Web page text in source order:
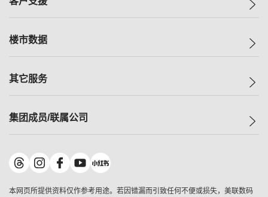
人才招募
减价
美联豪宅
独家楼盘
租房
自助放盘
查询热线
按揭计算机
负担能力计算机
转按计算机
缴款方式
楼市数据
指数
历史成交
小区成交排行榜
地区百科
其它服务
小区专页
美联精英会
集团成员/联属公司
美联物业
鋑联控股*
美联工商铺*
本网页所提供资料仅作参考用途。若因错漏而引致任何不便或损失，美联数码